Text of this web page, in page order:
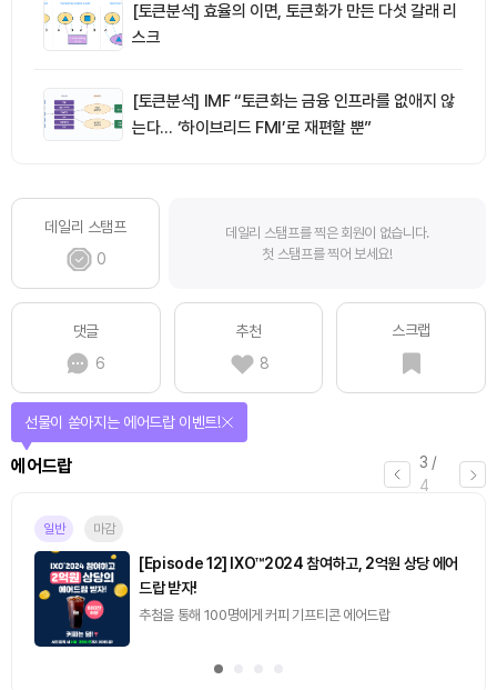
[토큰분석] 효율의 이면, 토큰화가 만든 다섯 갈래 리
스크
[토큰분석] IMF “토큰화는 금융 인프라를 없애지 않
는다… ‘하이브리드 FMI’로 재편할 뿐”
데일리 스탬프
0
데일리 스탬프를 찍은 회원이 없습니다.
첫 스탬프를 찍어 보세요!
댓글
6
추천
8
스크랩
3 /
4
에어드랍
선물이 쏟아지는 에어드랍 이벤트!
일반 마감
[Episode 12] IXO™2024 참여하고, 2억원 상당 에어
드랍 받자!
추첨을 통해 100명에게 커피 기프티콘 에어드랍